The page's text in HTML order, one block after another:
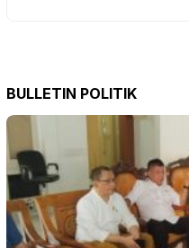
BULLETIN POLITIK